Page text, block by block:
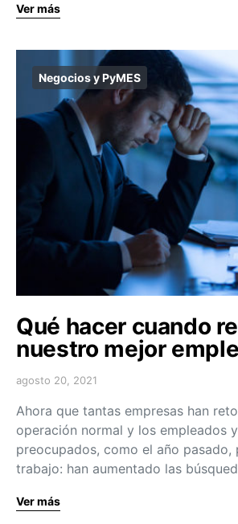
Ver más
Negocios y PyMES
Qué hacer cuando
nuestro mejor
agosto 20, 2021
Ahora que tantas empresas han
operación normal y los empleados
preocupados, como el año pasado,
trabajo: han aumentado las
Ver más